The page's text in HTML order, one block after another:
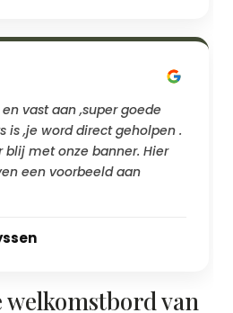
en vast aan ,super goede
is ,je word direct geholpen .
blij met onze banner. Hier
een voorbeeld aan
welkomstbord van